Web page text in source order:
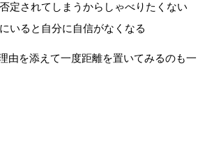
定されてしまうからしゃべりたくない
いると自分に自信がなくなる
由を添えて一度距離を置いてみるのも一